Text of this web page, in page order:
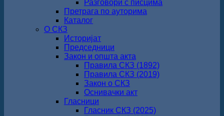
Разговори с писцима
Претрага по ауторима
Каталог
О СКЗ
Историјат
Председници
Закон и општа акта
Правила СКЗ (1892)
Правила СКЗ (2019)
Закон о СКЗ
Оснивачки акт
Гласници
Гласник СКЗ (2025)